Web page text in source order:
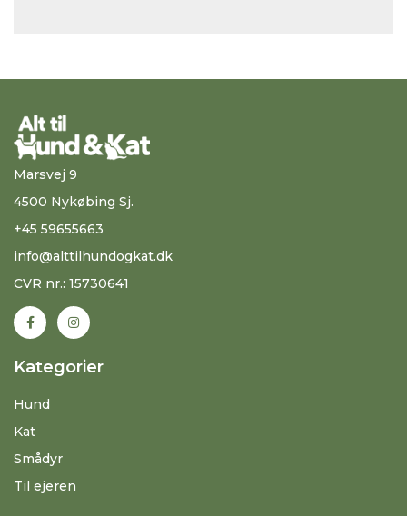
Marsvej 9
4500 Nykøbing Sj.
+45 59655663
info@alttilhundogkat.dk
CVR nr.: 15730641
Kategorier
Hund
Kat
Smådyr
Til ejeren